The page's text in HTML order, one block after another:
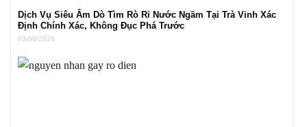
Dịch Vụ Siêu Âm Dò Tìm Rò Rỉ Nước Ngầm Tại Trà Vinh Xác
Định Chính Xác, Không Đục Phá Trước
03/08/2026